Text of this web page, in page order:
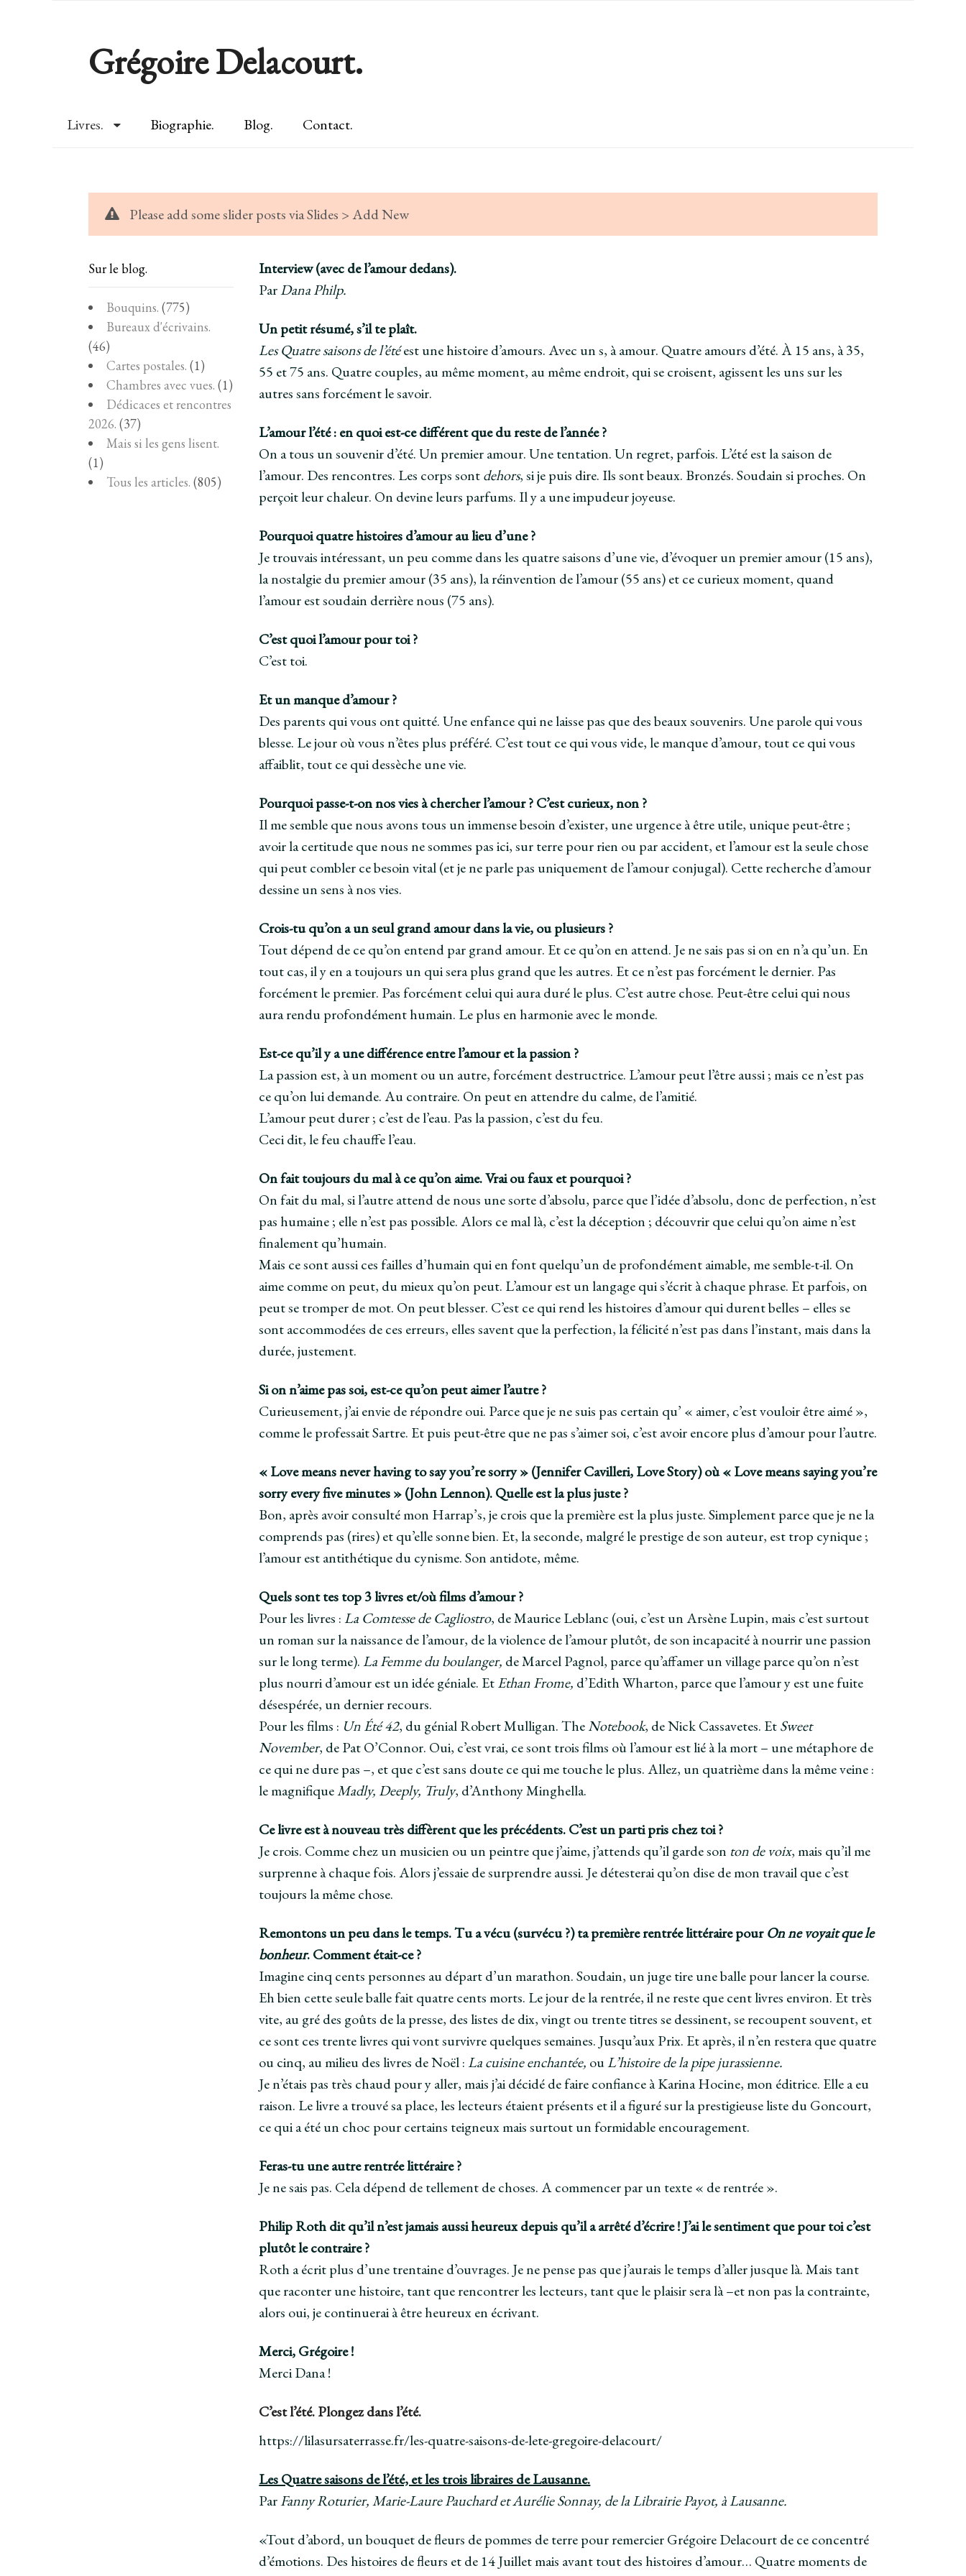
Grégoire Delacourt.
Livres. Biographie. Blog. Contact.
Please add some slider posts via Slides > Add New
Interview (avec de l’amour dedans).
ParDana Philp.
Un petit résumé, s’il te plaît.
Les Quatre saisons de l’étéest une histoire d’amours. Avec un s, à amour. Quatre amours d’été. À 15 ans, à 35,
55 et 75 ans. Quatre couples, au même moment, au même endroit, qui se croisent, agissent les uns sur les
autres sans forcément le savoir.
L’amour l’été : en quoi est-ce différent que du reste de l’année ?
On a tous un souvenir d’été. Un premier amour. Une tentation. Un regret, parfois. L’été est la saison de
l’amour. Des rencontres. Les corps sontdehors, si je puis dire. Ils sont beaux. Bronzés. Soudain si proches. On
perçoit leur chaleur. On devine leurs parfums. Il y a une impudeur joyeuse.
Pourquoi quatre histoires d’amour au lieu d’une ?
Je trouvais intéressant, un peu comme dans les quatre saisons d’une vie, d’évoquer un premier amour (15 ans),
la nostalgie du premier amour (35 ans), la réinvention de l’amour (55 ans) et ce curieux moment, quand
l’amour est soudain derrière nous (75 ans).
C’est quoi l’amour pour toi ?
C’est toi.
Et un manque d’amour ?
Des parents qui vous ont quitté. Une enfance qui ne laisse pas que des beaux souvenirs. Une parole qui vous
blesse. Le jour où vous n’êtes plus préféré. C’est tout ce qui vous vide, le manque d’amour, tout ce qui vous
affaiblit, tout ce qui dessèche une vie.
Pourquoi passe-t-on nos vies à chercher l’amour ? C’est curieux, non ?
Il me semble que nous avons tous un immense besoin d’exister, une urgence à être utile, unique peut-être ;
avoir la certitude que nous ne sommes pas ici, sur terre pour rien ou par accident, et l’amour est la seule chose
qui peut combler ce besoin vital (et je ne parle pas uniquement de l’amour conjugal). Cette recherche d’amour
dessine un sens à nos vies.
Crois-tu qu’on a un seul grand amour dans la vie, ou plusieurs ?
Tout dépend de ce qu’on entend par grand amour. Et ce qu’on en attend. Je ne sais pas si on en n’a qu’un. En
tout cas, il y en a toujours un qui sera plus grand que les autres. Et ce n’est pas forcément le dernier. Pas
forcément le premier. Pas forcément celui qui aura duré le plus. C’est autre chose. Peut-être celui qui nous
aura rendu profondément humain. Le plus en harmonie avec le monde.
Est-ce qu’il y a une différence entre l’amour et la passion ?
La passion est, à un moment ou un autre, forcément destructrice. L’amour peut l’être aussi ; mais ce n’est pas
ce qu’on lui demande. Au contraire. On peut en attendre du calme, de l’amitié.
L’amour peut durer ; c’est de l’eau. Pas la passion, c’est du feu.
Ceci dit, le feu chauffe l’eau.
On fait toujours du mal à ce qu’on aime. Vrai ou faux et pourquoi ?
On fait du mal, si l’autre attend de nous une sorte d’absolu, parce que l’idée d’absolu, donc de perfection, n’est
pas humaine ; elle n’est pas possible. Alors ce mal là, c’est la déception ; découvrir que celui qu’on aime n’est
finalement qu’humain.
Mais ce sont aussi ces failles d’humain qui en font quelqu’un de profondément aimable, me semble-t-il. On
aime comme on peut, du mieux qu’on peut. L’amour est un langage qui s’écrit à chaque phrase. Et parfois, on
peut se tromper de mot. On peut blesser. C’est ce qui rend les histoires d’amour qui durent belles – elles se
sont accommodées de ces erreurs, elles savent que la perfection, la félicité n’est pas dans l’instant, mais dans la
durée, justement.
Si on n’aime pas soi, est-ce qu’on peut aimer l’autre ?
Curieusement, j’ai envie de répondre oui. Parce que je ne suis pas certain qu’ « aimer, c’est vouloir être aimé »,
comme le professait Sartre. Et puis peut-être que ne pas s’aimer soi, c’est avoir encore plus d’amour pour l’autre.
« Love means never having to say you’re sorry » (Jennifer Cavilleri, Love Story) où « Love means saying you’re
sorry every five minutes » (John Lennon). Quelle est la plus juste ?
Bon, après avoir consulté mon Harrap’s, je crois que la première est la plus juste. Simplement parce que je ne la
comprends pas (rires) et qu’elle sonne bien. Et, la seconde, malgré le prestige de son auteur, est trop cynique ;
l’amour est antithétique du cynisme. Son antidote, même.
Quels sont tes top 3 livres et/où films d’amour ?
Pour les livres :La Comtesse de Cagliostro, de Maurice Leblanc (oui, c’est un Arsène Lupin, mais c’est surtout
un roman sur la naissance de l’amour, de la violence de l’amour plutôt, de son incapacité à nourrir une passion
sur le long terme).La Femme du boulanger, de Marcel Pagnol, parce qu’affamer un village parce qu’on n’est
plus nourri d’amour est un idée géniale. EtEthan Frome, d’Edith Wharton, parce que l’amour y est une fuite
désespérée, un dernier recours.
Pour les films : Un Été 42, du génial Robert Mulligan. TheNotebook, de Nick Cassavetes. EtSweet
November, de Pat O’Connor. Oui, c’est vrai, ce sont trois films où l’amour est lié à la mort – une métaphore de
ce qui ne dure pas –, et que c’est sans doute ce qui me touche le plus. Allez, un quatrième dans la même veine :
le magnifiqueMadly, Deeply, Truly, d’Anthony Minghella.
Ce livre est à nouveau très diffèrent que les précédents. C’est un parti pris chez toi ?
Je crois. Comme chez un musicien ou un peintre que j’aime, j’attends qu’il garde son ton de voix, mais qu’il me
surprenne à chaque fois. Alors j’essaie de surprendre aussi. Je détesterai qu’on dise de mon travail que c’est
toujours la même chose.
Remontons un peu dans le temps. Tu a vécu (survécu ?) ta première rentrée littéraire pourOn ne voyait que le
bonheur. Comment était-ce ?
Imagine cinq cents personnes au départ d’un marathon. Soudain, un juge tire une balle pour lancer la course.
Eh bien cette seule balle fait quatre cents morts. Le jour de la rentrée, il ne reste que cent livres environ. Et très
vite, au gré des goûts de la presse, des listes de dix, vingt ou trente titres se dessinent, se recoupent souvent, et
ce sont ces trente livres qui vont survivre quelques semaines. Jusqu’aux Prix. Et après, il n’en restera que quatre
ou cinq, au milieu des livres de Noël :La cuisine enchantée, ouL’histoire de la pipe jurassienne.
Je n’étais pas très chaud pour y aller, mais j’ai décidé de faire confiance à Karina Hocine, mon éditrice. Elle a eu
raison. Le livre a trouvé sa place, les lecteurs étaient présents et il a figuré sur la prestigieuse liste du Goncourt,
ce qui a été un choc pour certains teigneux mais surtout un formidable encouragement.
Feras-tu une autre rentrée littéraire ?
Je ne sais pas. Cela dépend de tellement de choses. A commencer par un texte « de rentrée ».
Philip Roth dit qu’il n’est jamais aussi heureux depuis qu’il a arrêté d’écrire ! J’ai le sentiment que pour toi c’est
plutôt le contraire ?
Roth a écrit plus d’une trentaine d’ouvrages. Je ne pense pas que j’aurais le temps d’aller jusque là. Mais tant
que raconter une histoire, tant que rencontrer les lecteurs, tant que le plaisir sera là –et non pas la contrainte,
alors oui, je continuerai à être heureux en écrivant.
Merci, Grégoire !
Merci Dana !
C’est l’été. Plongez dans l’été.
https://lilasursaterrasse.fr/les-quatre-saisons-de-lete-gregoire-delacourt/
Les Quatre saisons de l’été, et les trois libraires de Lausanne.
ParFanny Roturier, Marie-Laure Pauchard et Aurélie Sonnay, de la Librairie Payot, à Lausanne.
«Tout d’abord, un bouquet de fleurs de pommes de terre pour remercier Grégoire Delacourt de ce concentré
d’émotions. Des histoires de fleurs et de 14 Juillet mais avant tout des histoires d’amour… Quatre moments de
Sur le blog.
Bouquins. (775)
Bureaux d'écrivains.
(46)
Cartes postales. (1)
Chambres avec vues. (1)
Dédicaces et rencontres
2026. (37)
Mais si les gens lisent.
(1)
Tous les articles. (805)